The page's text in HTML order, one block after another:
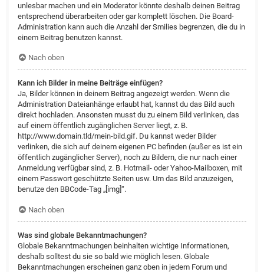
unlesbar machen und ein Moderator könnte deshalb deinen Beitrag
entsprechend überarbeiten oder gar komplett löschen. Die Board-
Administration kann auch die Anzahl der Smilies begrenzen, die du in
einem Beitrag benutzen kannst.
Nach oben
Kann ich Bilder in meine Beiträge einfügen?
Ja, Bilder können in deinem Beitrag angezeigt werden. Wenn die
Administration Dateianhänge erlaubt hat, kannst du das Bild auch
direkt hochladen. Ansonsten musst du zu einem Bild verlinken, das
auf einem öffentlich zugänglichen Server liegt, z. B.
http://www.domain.tld/mein-bild.gif. Du kannst weder Bilder
verlinken, die sich auf deinem eigenen PC befinden (außer es ist ein
öffentlich zugänglicher Server), noch zu Bildern, die nur nach einer
Anmeldung verfügbar sind, z. B. Hotmail- oder Yahoo-Mailboxen, mit
einem Passwort geschützte Seiten usw. Um das Bild anzuzeigen,
benutze den BBCode-Tag „[img]“.
Nach oben
Was sind globale Bekanntmachungen?
Globale Bekanntmachungen beinhalten wichtige Informationen,
deshalb solltest du sie so bald wie möglich lesen. Globale
Bekanntmachungen erscheinen ganz oben in jedem Forum und